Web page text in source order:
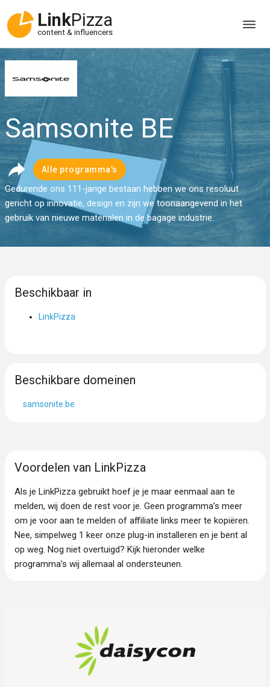
LinkPizza
content & influencers
Samsonite BE
Alle programma’s
Gedurende ons 111-jarige bestaan hebben we ons resoluut
gericht op innovatie, design en zijn we toonaangevend in het
gebruik van nieuwe materialen in de bagage industrie.
Beschikbaar in
LinkPizza
Beschikbare domeinen
samsonite.be
Voordelen van LinkPizza
Als je LinkPizza gebruikt hoef je je maar eenmaal aan te
melden, wij doen de rest voor je. Geen programma’s meer
om je voor aan te melden of affiliate links meer te kopiëren.
Nee, simpelweg 1 keer onze plug-in installeren en je bent al
op weg. Nog niet overtuigd? Kijk hieronder welke
programma’s wij allemaal al ondersteunen.